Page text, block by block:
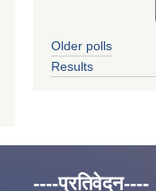
Older polls
Results
----प्रतिवेदन----